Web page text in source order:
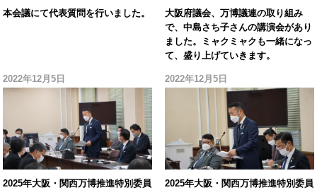
本会議にて代表質問を行いました。
大阪府議会、万博議連の取り組み
で、中島さち子さんの講演会があり
ました。ミャクミャクも一緒になっ
て、盛り上げていきます。
2022年12月5日
2025年大阪・関西万博推進特別委員
2022年12月5日
2025年大阪・関西万博推進特別委員